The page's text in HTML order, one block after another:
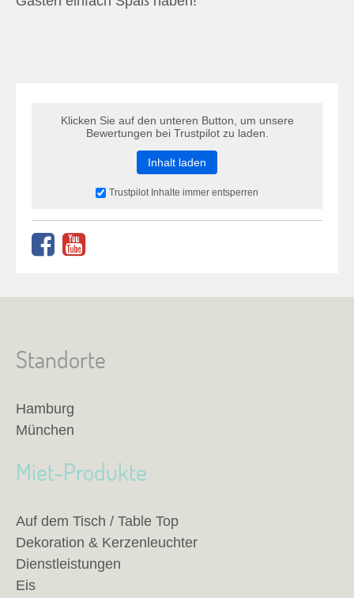
Klicken Sie auf den unteren Button, um unsere
Bewertungen bei Trustpilot zu laden.
Inhalt laden
Trustpilot Inhalte immer entsperren
Standorte
Hamburg
München
Miet-Produkte
Auf dem Tisch / Table Top
Dekoration & Kerzenleuchter
Dienstleistungen
Eis